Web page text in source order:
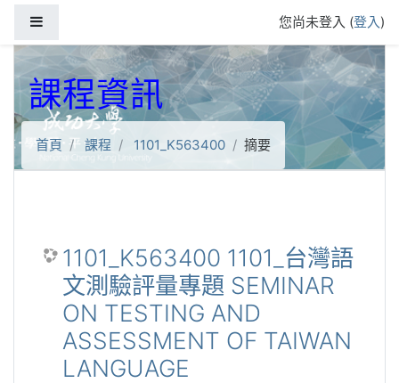
您尚未登入 (登入)
課程資訊
首頁 課程 1101_K563400 摘要
1101_K563400 1101_台灣語
文測驗評量專題 SEMINAR
ON TESTING AND
ASSESSMENT OF TAIWAN
LANGUAGE